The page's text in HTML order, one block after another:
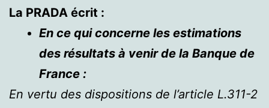
La PRADA écrit :
En ce qui concerne les estimations
des résultats à venir de la Banque de
France :
En vertu des dispositions de l’article L.311-2